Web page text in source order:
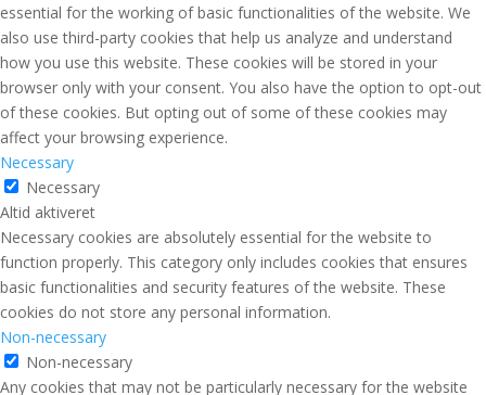
essential for the working of basic functionalities of the website. We
also use third-party cookies that help us analyze and understand
how you use this website. These cookies will be stored in your
browser only with your consent. You also have the option to opt-out
of these cookies. But opting out of some of these cookies may
affect your browsing experience.
Necessary
Necessary
Altid aktiveret
Necessary cookies are absolutely essential for the website to
function properly. This category only includes cookies that ensures
basic functionalities and security features of the website. These
cookies do not store any personal information.
Non-necessary
Non-necessary
Any cookies that may not be particularly necessary for the website